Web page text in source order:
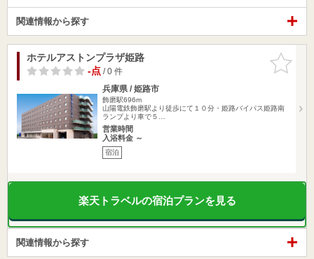
関連情報から探す
お気に入
りに追加
ホテルアストンプラザ姫路
-点/ 0 件
兵庫県 / 姫路市
飾磨駅696m
山陽電鉄飾磨駅より徒歩にて１０分・姫路バイパス姫路南
ランプより車で５…
営業時間
入浴料金 ～
宿泊
楽天トラベルの宿泊プランを見る
関連情報から探す